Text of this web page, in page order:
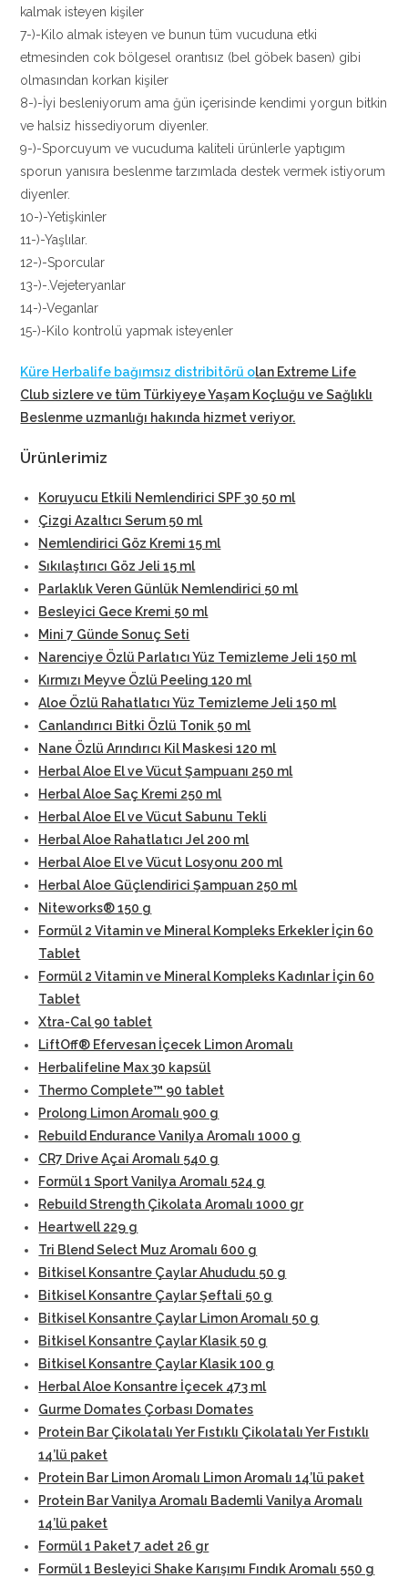
kalmak isteyen kişiler
7-)-Kilo almak isteyen ve bunun tüm vucuduna etki
etmesinden cok bölgesel orantısız (bel göbek basen) gibi
olmasından korkan kişiler
8-)-İyi besleniyorum ama ğün içerisinde kendimi yorgun bitkin
ve halsiz hissediyorum diyenler.
9-)-Sporcuyum ve vucuduma kaliteli ürünlerle yaptıgım
sporun yanısıra beslenme tarzımlada destek vermek istiyorum
diyenler.
10-)-Yetişkinler
11-)-Yaşlılar.
12-)-Sporcular
13-)-.Vejeteryanlar
14-)-Veganlar
15-)-Kilo kontrolü yapmak isteyenler
Küre Herbalife bağımsız distribitörü olan Extreme Life
Club sizlere ve tüm Türkiyeye Yaşam Koçluğu ve Sağlıklı
Beslenme uzmanlığı hakında hizmet veriyor.
Ürünlerimiz
Koruyucu Etkili Nemlendirici SPF 30 50 ml
Çizgi Azaltıcı Serum 50 ml
Nemlendirici Göz Kremi 15 ml
Sıkılaştırıcı Göz Jeli 15 ml
Parlaklık Veren Günlük Nemlendirici 50 ml
Besleyici Gece Kremi 50 ml
Mini 7 Günde Sonuç Seti
Narenciye Özlü Parlatıcı Yüz Temizleme Jeli 150 ml
Kırmızı Meyve Özlü Peeling 120 ml
Aloe Özlü Rahatlatıcı Yüz Temizleme Jeli 150 ml
Canlandırıcı Bitki Özlü Tonik 50 ml
Nane Özlü Arındırıcı Kil Maskesi 120 ml
Herbal Aloe El ve Vücut Şampuanı 250 ml
Herbal Aloe Saç Kremi 250 ml
Herbal Aloe El ve Vücut Sabunu Tekli
Herbal Aloe Rahatlatıcı Jel 200 ml
Herbal Aloe El ve Vücut Losyonu 200 ml
Herbal Aloe Güçlendirici Şampuan 250 ml
Niteworks® 150 g
Formül 2 Vitamin ve Mineral Kompleks Erkekler İçin 60
Tablet
Formül 2 Vitamin ve Mineral Kompleks Kadınlar İçin 60
Tablet
Xtra-Cal 90 tablet
LiftOff® Efervesan İçecek Limon Aromalı
Herbalifeline Max 30 kapsül
Thermo Complete™ 90 tablet
Prolong Limon Aromalı 900 g
Rebuild Endurance Vanilya Aromalı 1000 g
CR7 Drive Açai Aromalı 540 g
Formül 1 Sport Vanilya Aromalı 524 g
Rebuild Strength Çikolata Aromalı 1000 gr
Heartwell 229 g
Tri Blend Select Muz Aromalı 600 g
Bitkisel Konsantre Çaylar Ahududu 50 g
Bitkisel Konsantre Çaylar Şeftali 50 g
Bitkisel Konsantre Çaylar Limon Aromalı 50 g
Bitkisel Konsantre Çaylar Klasik 50 g
Bitkisel Konsantre Çaylar Klasik 100 g
Herbal Aloe Konsantre İçecek 473 ml
Gurme Domates Çorbası Domates
Protein Bar Çikolatalı Yer Fıstıklı Çikolatalı Yer Fıstıklı
14’lü paket
Protein Bar Limon Aromalı Limon Aromalı 14’lü paket
Protein Bar Vanilya Aromalı Bademli Vanilya Aromalı
14’lü paket
Formül 1 Paket 7 adet 26 gr
Formül 1 Besleyici Shake Karışımı Fındık Aromalı 550 g